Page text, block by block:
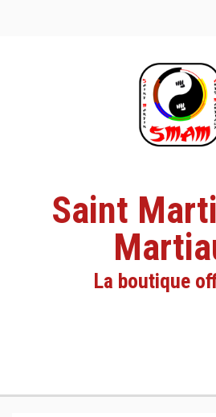
Site Web du
Facebook
Se connecter
Panier (vide)
Saint
La boutique